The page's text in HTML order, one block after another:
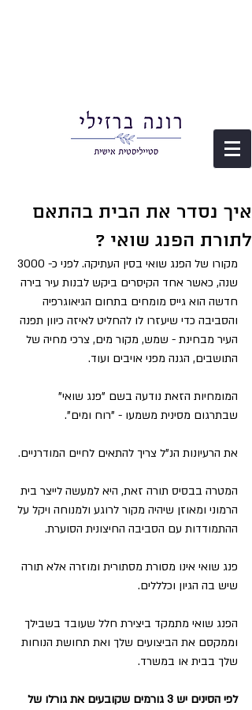
איך נסדר את הבית בהתאם
לתורת הפנג שואי ?
שנה, כאשר אחד הקיסרים ביקש לבנות עיר בירה
חדשה הוא גייס מומחים בתחום הגיאוגרפיה
והסביבה כדי שיעזרו לו להחליט לאיזה כיוון תפנה
העיר מבחינת - שמש, מקור מים, צרכי מחיה של
התושבים, הגנה מפני אויבים ועוד.
המומחיות הזאת נודעה בשם "פנג שואי"
שבתרגום מסינית משמעו - "רוח ומים".
את הרעיונות הנ"ל צריך להתאים לחיים המודרניים.
המטרה בבסיס תורה זאת, היא למעשה לייצר בית
הרמוני ומאוזן שיהיה מקור לרוגע ולמנוחה ויקל על
ההתמודדות עם הסביבה החיצונית הסוערת.
פנג שואי אינו מסורת מסתורית ומוזרה אלא תורה
שיש בה הגיון וכלללים.
הפנג שואי מתמקד ביצירת חלל שעובד בשבילך
וממקסם את הביצועים שלך ואת תחושת הנוחות
שלך בבית או במשרד.
לפי הסינים יש 3 גורמים שקובעים את גורלו של